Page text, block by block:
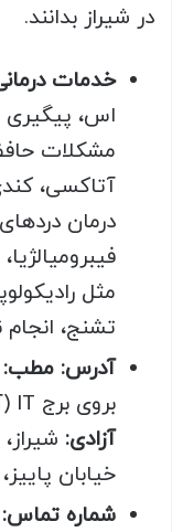
در شیراز بدانند.
خدمات
اس، پیگیری
مشکلات
آتاکسی،
درمان
مثل
تشنج،
آدرس: مطب:
بروی برج IT (آی تی)، ساختمان کسری |
آزادی:
خیابان
شماره